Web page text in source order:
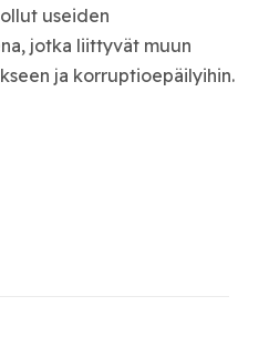
useiden
jotka liittyvät muun
ja korruptioepäilyihin.